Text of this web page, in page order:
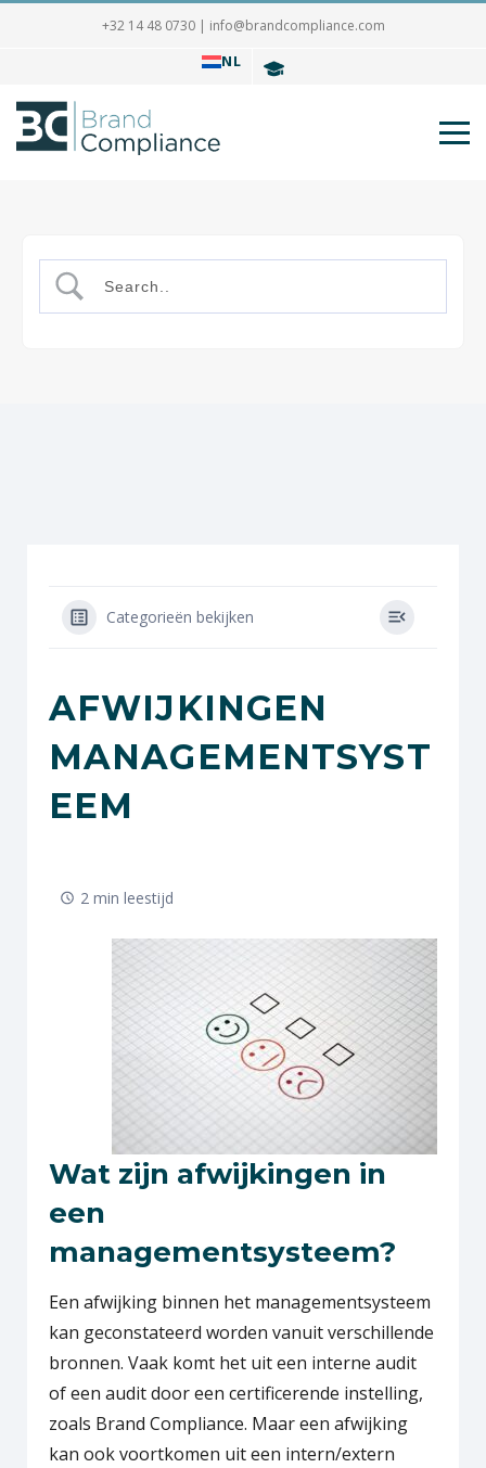
+32 14 48 0730 | info@brandcompliance.com
NL
Categorieën bekijken
AFWIJKINGEN
MANAGEMENTSYST
EEM
2 min leestijd
Wat zijn afwijkingen in
een
managementsysteem?
Een afwijking binnen het managementsysteem
kan geconstateerd worden vanuit verschillende
bronnen. Vaak komt het uit een interne audit
of een audit door een certificerende instelling,
zoals Brand Compliance. Maar een afwijking
kan ook voortkomen uit een intern/extern